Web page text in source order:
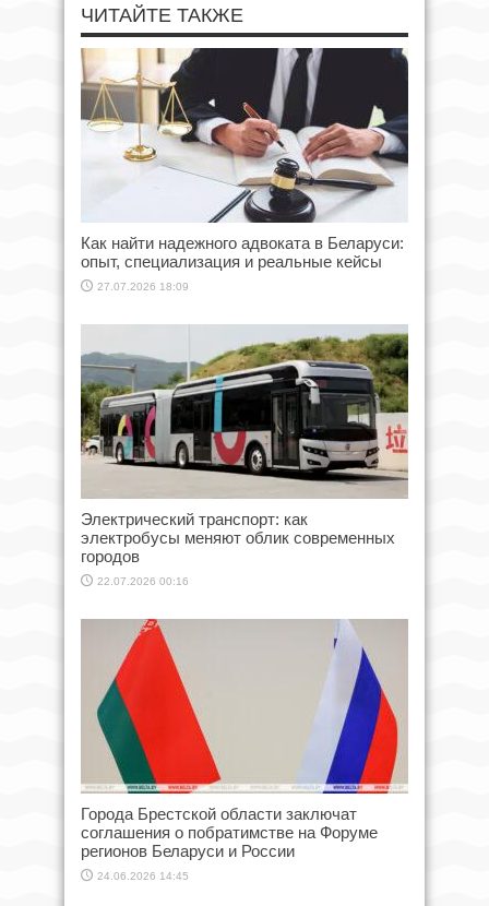
ЧИТАЙТЕ ТАКЖЕ
Как найти надежного адвоката в Беларуси:
опыт, специализация и реальные кейсы
27.07.2026 18:09
Электрический транспорт: как
электробусы меняют облик современных
городов
22.07.2026 00:16
Города Брестской области заключат
соглашения о побратимстве на Форуме
регионов Беларуси и России
24.06.2026 14:45